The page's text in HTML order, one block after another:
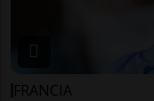
FRANCIA